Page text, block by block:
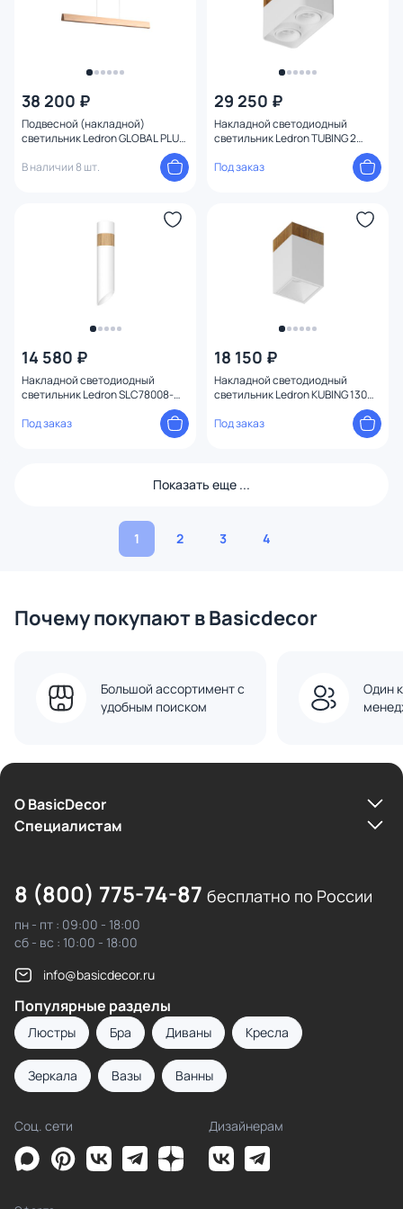
38 200 ₽
Подвесной (накладной)
светильник Ledron GLOBAL PLUS
1500 3000K IP40 00000019115
В наличии 8 шт.
29 250 ₽
Накладной светодиодный
светильник Ledron TUBING 2
00000015641
Под заказ
14 580 ₽
Накладной светодиодный
светильник Ledron SLC78008-
7W-29 Wooden White 3000K IP40
00000015653
Под заказ
18 150 ₽
Накладной светодиодный
светильник Ledron KUBING 130
Wooden White 3000-4000K IP40
00000015660
Под заказ
Показать еще ...
1 2 3 4
Почему покупают в Basicdecor
Большой ассортимент с
удобным поиском
Один
О BasicDecor
Cпециалистам
8 (800) 775-74-87 бесплатно по России
пн - пт : 09:00 - 18:00
сб - вс : 10:00 - 18:00
info@basicdecor.ru
Популярные разделы
Люстры Бра Диваны Кресла
Зеркала Вазы Ванны
Соц. сети Дизайнерам